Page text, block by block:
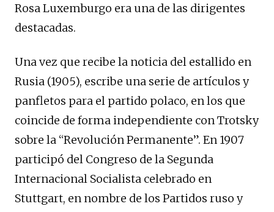
Rosa Luxemburgo era una de las dirigentes
destacadas.
Una vez que recibe la noticia del estallido en
Rusia (1905), escribe una serie de artículos y
panfletos para el partido polaco, en los que
coincide de forma independiente con Trotsky
sobre la “Revolución Permanente”. En 1907
participó del Congreso de la Segunda
Internacional Socialista celebrado en
Stuttgart, en nombre de los Partidos ruso y